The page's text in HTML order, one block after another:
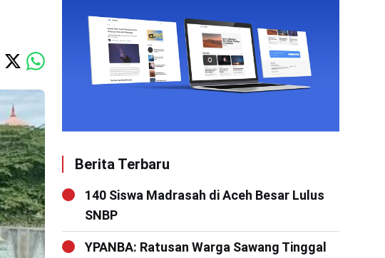
Berita Terbaru
140 Siswa Madrasah di Aceh Besar Lulus
SNBP
YPANBA: Ratusan Warga Sawang Tinggal